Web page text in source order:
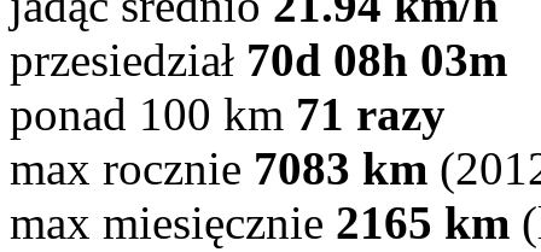
przesiedział 70d 08h 03m
ponad 100 km 71 razy
max rocznie 7083 km
max miesięcznie 2165 km